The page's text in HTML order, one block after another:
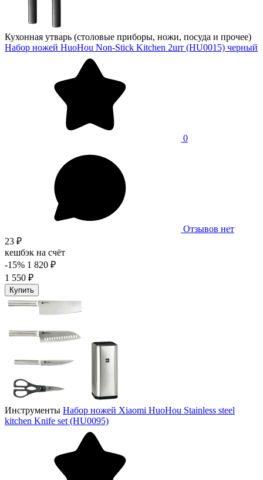
Кухонная утварь (столовые приборы, ножи, посуда и прочее)
Набор ножей HuoHou Non-Stick Kitchen 2шт (HU0015) черный
0
Отзывов нет
23 ₽
кешбэк на счёт
-15% 1 820 ₽
1 550 ₽
Купить
Инструменты Набор ножей Xiaomi HuoHou Stainless steel
kitchen Knife set (HU0095)